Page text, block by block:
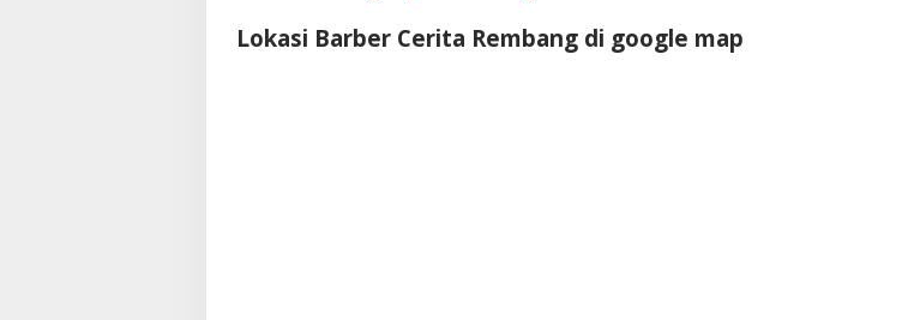
Lokasi Barber Cerita Rembang di google map